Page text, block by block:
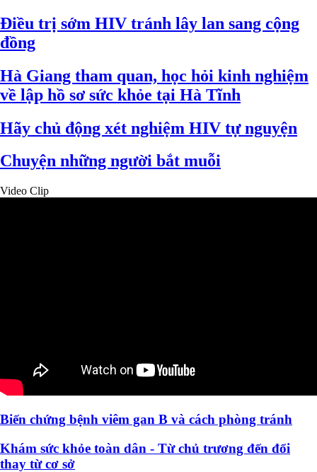
Điều trị sớm HIV tránh lây lan sang cộng
đồng
Hà Giang tham quan, học hỏi kinh nghiệm
về lập hồ sơ sức khỏe tại Hà Tĩnh
Hãy chủ động xét nghiệm HIV tự nguyện
Chuyện những người bắt muỗi
Video Clip
Biến chứng bệnh viêm gan B và cách phòng tránh
Khám sức khỏe toàn dân - Từ chủ trương đến đổi
thay từ cơ sở